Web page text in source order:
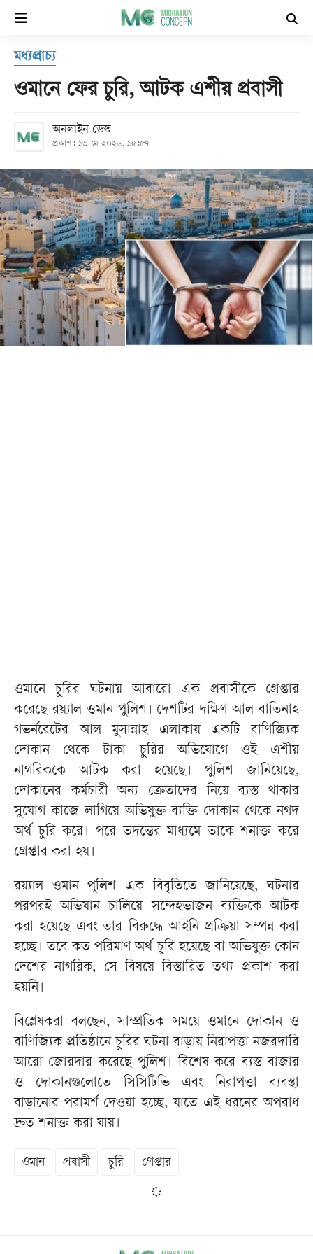
হোম
বিভাগ
আর্কাইভ
কনভার্টার
Follow
Us
মধ্যপ্রাচ্য
ওমানে ফের চুরি, আটক এশীয় প্রবাসী
অনলাইন ডেস্ক
প্রকাশ: ১৩ মে ২০২৬, ১৫:৫৭
ওমানে চুরির ঘটনায় আবারো এক প্রবাসীকে গ্রেপ্তার
করেছে রয়্যাল ওমান পুলিশ। দেশটির দক্ষিণ আল বাতিনাহ
গভর্নরেটের আল মুসান্নাহ এলাকায় একটি বাণিজ্যিক
দোকান থেকে টাকা চুরির অভিযোগে ওই এশীয়
নাগরিককে আটক করা হয়েছে। পুলিশ জানিয়েছে,
দোকানের কর্মচারী অন্য ক্রেতাদের নিয়ে ব্যস্ত থাকার
সুযোগ কাজে লাগিয়ে অভিযুক্ত ব্যক্তি দোকান থেকে নগদ
অর্থ চুরি করে। পরে তদন্তের মাধ্যমে তাকে শনাক্ত করে
গ্রেপ্তার করা হয়।
রয়্যাল ওমান পুলিশ এক বিবৃতিতে জানিয়েছে, ঘটনার
পরপরই অভিযান চালিয়ে সন্দেহভাজন ব্যক্তিকে আটক
করা হয়েছে এবং তার বিরুদ্ধে আইনি প্রক্রিয়া সম্পন্ন করা
হচ্ছে। তবে কত পরিমাণ অর্থ চুরি হয়েছে বা অভিযুক্ত কোন
দেশের নাগরিক, সে বিষয়ে বিস্তারিত তথ্য প্রকাশ করা
হয়নি।
বিশ্লেষকরা বলছেন, সাম্প্রতিক সময়ে ওমানে দোকান ও
বাণিজ্যিক প্রতিষ্ঠানে চুরির ঘটনা বাড়ায় নিরাপত্তা নজরদারি
আরো জোরদার করেছে পুলিশ। বিশেষ করে ব্যস্ত বাজার
ও দোকানগুলোতে সিসিটিভি এবং নিরাপত্তা ব্যবস্থা
বাড়ানোর পরামর্শ দেওয়া হচ্ছে, যাতে এই ধরনের অপরাধ
দ্রুত শনাক্ত করা যায়।
ওমান প্রবাসী চুরি গ্রেপ্তার